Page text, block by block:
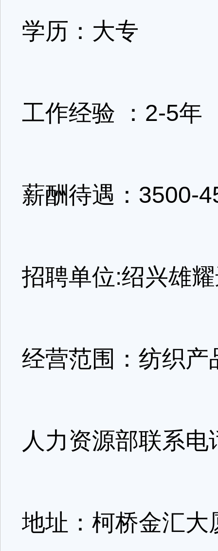
学历：大专
工作经验 ：2-5年
薪酬待遇：3500-
招聘单位:绍兴雄
经营范围：纺织
人力资源部联系
地址：柯桥金汇大